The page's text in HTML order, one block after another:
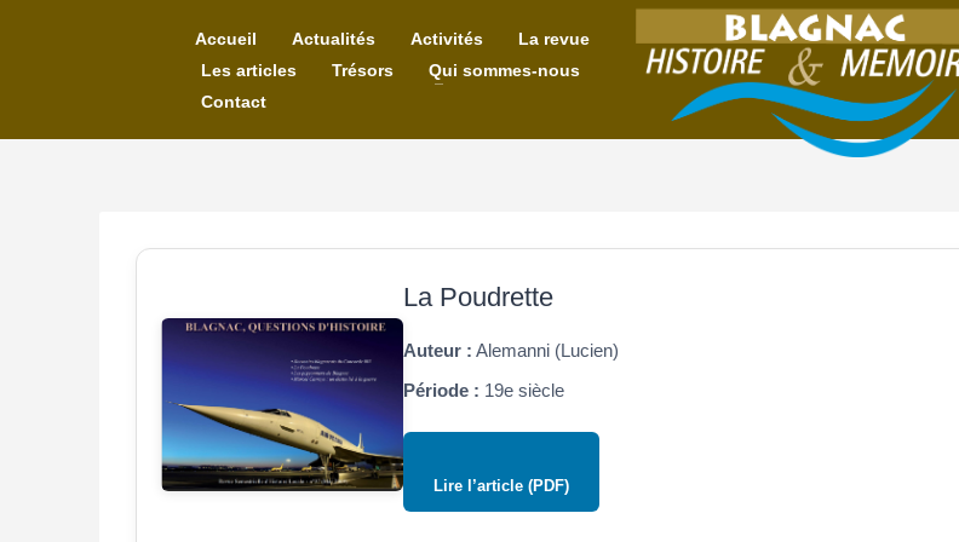
Accueil Actualités Activités
La revue
Les articles
Trésors
Qui sommes-nous
Contact
La Poudrette
Auteur : Alemanni (Lucien)
Période : 19e siècle
Lire l’article (PDF)